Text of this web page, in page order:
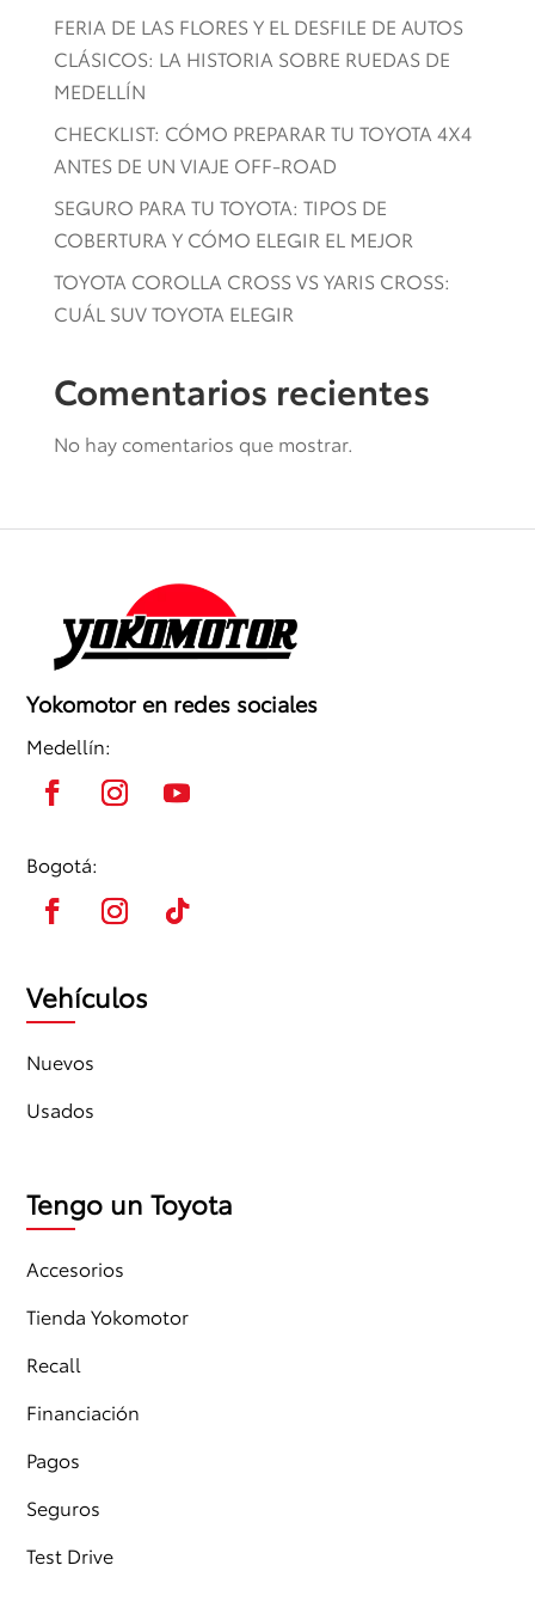
FERIA DE LAS FLORES Y EL DESFILE DE AUTOS
CLÁSICOS: LA HISTORIA SOBRE RUEDAS DE
MEDELLÍN
CHECKLIST: CÓMO PREPARAR TU TOYOTA 4X4
ANTES DE UN VIAJE OFF-ROAD
SEGURO PARA TU TOYOTA: TIPOS DE
COBERTURA Y CÓMO ELEGIR EL MEJOR
TOYOTA COROLLA CROSS VS YARIS CROSS:
CUÁL SUV TOYOTA ELEGIR
Comentarios recientes
No hay comentarios que mostrar.
Yokomotor en redes sociales
Medellín:
Bogotá:
Vehículos
Nuevos
Usados
Tengo un Toyota
Accesorios
Tienda Yokomotor
Recall
Financiación
Pagos
Seguros
Test Drive